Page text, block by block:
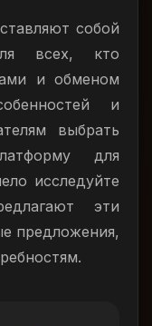
собой
всех, кто
и обменом
и
выбрать
для
исследуйте
эти
предложения,